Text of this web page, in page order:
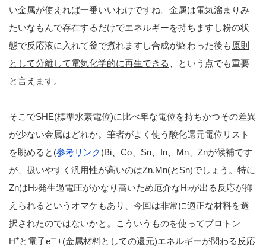
い金属が使えれば一番いいわけですね。金属は電気溜まりみ
たいなもんで存在するだけでエネルギーを持ちますし粉の状
態で反応液に入れて釜で煮れますし合成が終わった後も 原則
として分離して電気化学的に再生できる
、という点でも重要
と言えます。
そこでSHE(標準水素電位)に比べ卑な電位を持ちかつその差異
が少ない金属はどれか。筆者がよく使う酸化還元電位リスト
を眺めると(参考リンク)Bi、Co、Sn、In、Mn、Znが候補です
が、扱いやすく汎用性が高いのはZn,Mn(とSn)でしょう。特に
ZnはH2発生過電圧がかなり高いため厄介なH2が出る反応が抑
えられるというオマケもあり、今回は非常に適正な材料を選
択されたのではないかと。こういうものを使ってプロトン
H+と電子eー+(金属材料としての還元)エネルギーが関わる反応